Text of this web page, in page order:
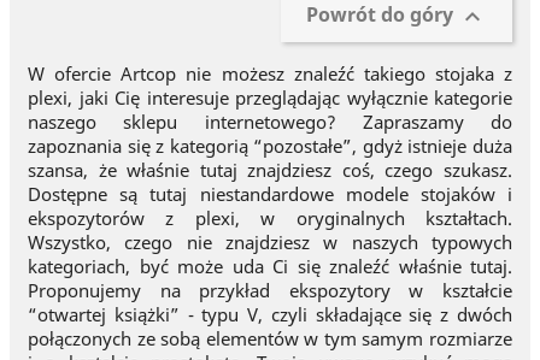
Powrót do góry 
W ofercie Artcop nie możesz znaleźć takiego stojaka z
plexi, jaki Cię interesuje przeglądając wyłącznie kategorie
naszego sklepu internetowego? Zapraszamy do
zapoznania się z kategorią “pozostałe”, gdyż istnieje duża
szansa, że właśnie tutaj znajdziesz coś, czego szukasz.
Dostępne są tutaj niestandardowe modele stojaków i
ekspozytorów z plexi, w oryginalnych kształtach.
Wszystko, czego nie znajdziesz w naszych typowych
kategoriach, być może uda Ci się znaleźć właśnie tutaj.
Proponujemy na przykład ekspozytory w kształcie
“otwartej książki” - typu V, czyli składające się z dwóch
połączonych ze sobą elementów w tym samym rozmiarze